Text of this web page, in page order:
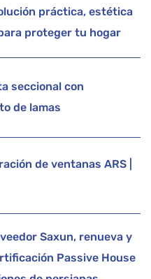
práctica, estética
proteger tu hogar
seccional con
de lamas
de ventanas ARS |
Saxun, renueva y
Passive House